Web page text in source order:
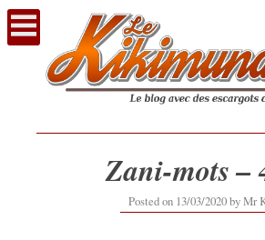
Voir
contenu
Zani-mots –
Posted on 13/03/202013/03/
byMr